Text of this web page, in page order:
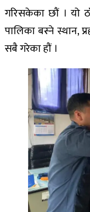
गरिसकेका छौं । यो
पालिका बस्ने स्थान,
सबै गरेका हौं ।